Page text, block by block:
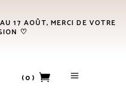
17 AOÛT, MERCI DE VOTRE
♡
(0)